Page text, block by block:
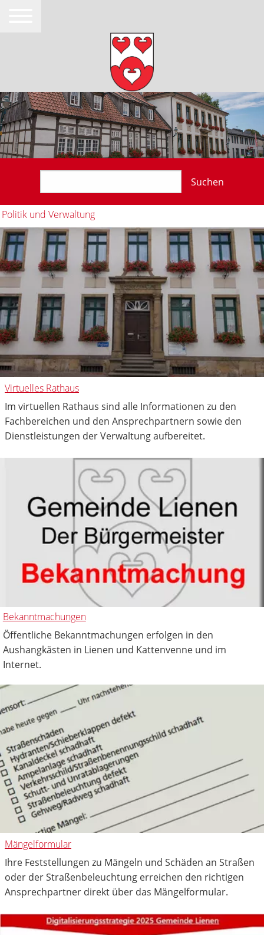
Suchen
Politik und Verwaltung
Virtuelles Rathaus
Im virtuellen Rathaus sind alle Informationen zu den
Fachbereichen und den Ansprechpartnern sowie den
Dienstleistungen der Verwaltung aufbereitet.
Bekanntmachungen
Öffentliche Bekanntmachungen erfolgen in den
Aushangkästen in Lienen und Kattenvenne und im
Internet.
Mängelformular
Ihre Feststellungen zu Mängeln und Schäden an Straßen
oder der Straßenbeleuchtung erreichen den richtigen
Ansprechpartner direkt über das Mängelformular.